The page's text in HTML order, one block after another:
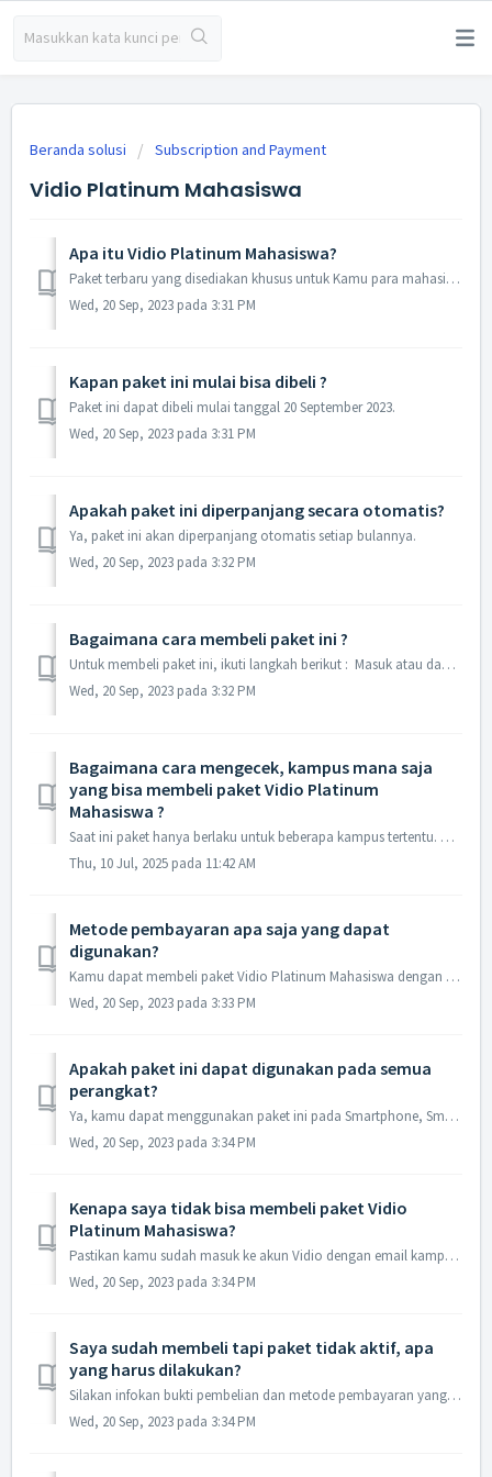
Beranda solusi Subscription and Payment
Vidio Platinum Mahasiswa
Apa itu Vidio Platinum Mahasiswa?
Paket terbaru yang disediakan khusus untuk Kamu para mahasiswa yang masih aktif, Bisa membeli paket Vidio Platinum 30 hari dengan harga khusus Mahasiswa y...
Wed, 20 Sep, 2023 pada 3:31 PM
Kapan paket ini mulai bisa dibeli ?
Paket ini dapat dibeli mulai tanggal 20 September 2023.
Wed, 20 Sep, 2023 pada 3:31 PM
Apakah paket ini diperpanjang secara otomatis?
Ya, paket ini akan diperpanjang otomatis setiap bulannya.
Wed, 20 Sep, 2023 pada 3:32 PM
Bagaimana cara membeli paket ini ?
Untuk membeli paket ini, ikuti langkah berikut : Masuk atau daftar dengan email kampus Pastikan sedang tidak memiliki paket aktif Platinum di Vidio ...
Wed, 20 Sep, 2023 pada 3:32 PM
Bagaimana cara mengecek, kampus mana saja
yang bisa membeli paket Vidio Platinum
Mahasiswa ?
Saat ini paket hanya berlaku untuk beberapa kampus tertentu. Cek di sini untuk mengetahui apakah email kampusmu sudah terdaftar.
Thu, 10 Jul, 2025 pada 11:42 AM
Metode pembayaran apa saja yang dapat
digunakan?
Kamu dapat membeli paket Vidio Platinum Mahasiswa dengan metode pembayaran sebagai berikut : Aplikasi Android Google Pay Billing Website d...
Wed, 20 Sep, 2023 pada 3:33 PM
Apakah paket ini dapat digunakan pada semua
perangkat?
Ya, kamu dapat menggunakan paket ini pada Smartphone, Smart TV atau Desktop PC/ Laptop dan hanya dapat digunakan pada 1 layar stream secara bersamaan.
Wed, 20 Sep, 2023 pada 3:34 PM
Kenapa saya tidak bisa membeli paket Vidio
Platinum Mahasiswa?
Pastikan kamu sudah masuk ke akun Vidio dengan email kampus yang terdaftar, dan sudah melakukan verifikasi email.
Wed, 20 Sep, 2023 pada 3:34 PM
Saya sudah membeli tapi paket tidak aktif, apa
yang harus dilakukan?
Silakan infokan bukti pembelian dan metode pembayaran yang digunakan melalui email
Wed, 20 Sep, 2023 pada 3:34 PM